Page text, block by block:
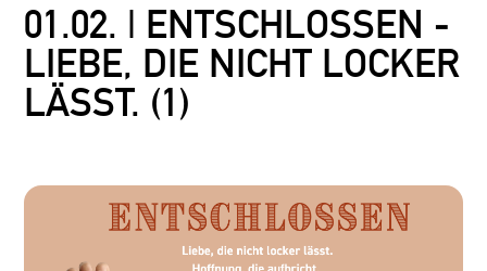
01.02. | ENTSCHLOSSEN -
LIEBE, DIE NICHT LOCKER
LÄSST. (1)